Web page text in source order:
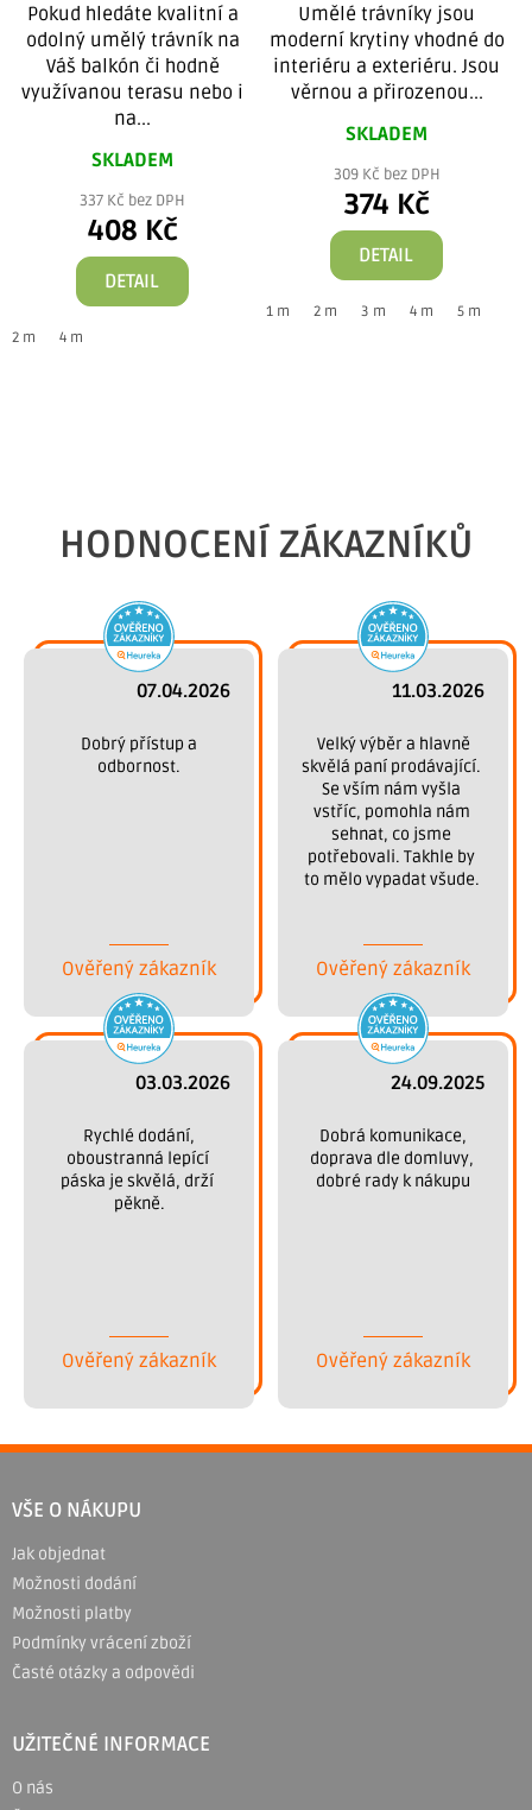
Pokud hledáte kvalitní a
odolný umělý trávník na
Váš balkón či hodně
využívanou terasu nebo i
na...
SKLADEM
337 Kč bez DPH
408 Kč
DETAIL
2 m 4 m
Umělé trávníky jsou
moderní krytiny vhodné do
interiéru a exteriéru. Jsou
věrnou a přirozenou...
SKLADEM
309 Kč bez DPH
374 Kč
DETAIL
1 m 2 m 3 m 4 m 5 m
HODNOCENÍ ZÁKAZNÍKŮ
07.04.2026
odbornost.
Ověřený zákazník
11.03.2026
skvělá paní prodávající.
Se vším nám vyšla
vstříc, pomohla nám
sehnat, co jsme
potřebovali. Takhle by
to mělo vypadat všude.
Ověřený zákazník
03.03.2026
oboustranná lepící
páska je skvělá, drží
pěkně.
Ověřený zákazník
24.09.2025
doprava dle domluvy,
dobré rady k nákupu
Ověřený zákazník
á
a
VŠE O NÁKUPU
Jak objednat
Možnosti dodání
Možnosti platby
Podmínky vrácení zboží
Časté otázky a odpovědi
UŽITEČNÉ INFORMACE
O nás